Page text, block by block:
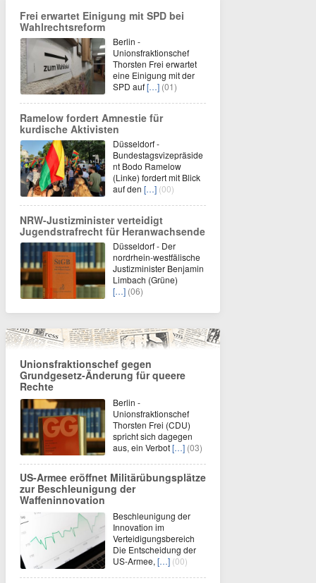
Frei erwartet Einigung mit SPD bei
Wahlrechtsreform
Berlin -
Unionsfraktionschef
Thorsten Frei erwartet
eine Einigung mit der
SPD auf[…] (01)
Ramelow fordert Amnestie für
kurdische Aktivisten
Düsseldorf -
Bundestagsvizepräside
nt Bodo Ramelow
(Linke) fordert mit Blick
auf den […] (00)
NRW-Justizminister verteidigt
Jugendstrafrecht für Heranwachsende
Düsseldorf - Der
nordrhein-westfälische
Justizminister Benjamin
Limbach (Grüne)
[…] (06)
Unionsfraktionschef gegen
Grundgesetz-Änderung für queere
Rechte
Berlin -
Unionsfraktionschef
Thorsten Frei (CDU)
spricht sich dagegen
aus, ein Verbot[…] (03)
US-Armee eröffnet Militärübungsplätze
zur Beschleunigung der
Waffeninnovation
Beschleunigung der
Innovation im
Verteidigungsbereich
Die Entscheidung der
US-Armee, […] (00)